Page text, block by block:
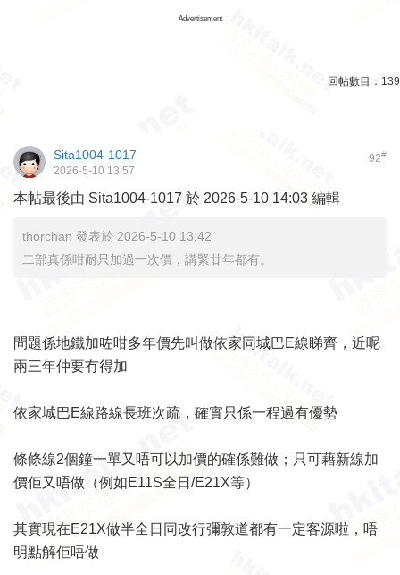
Advertisement
回帖數目： 139
92#
Sita1004-1017
2026-5-10 13:57
本帖最後由 Sita1004-1017 於 2026-5-10 14:03 編輯
thorchan 發表於 2026-5-10 13:42
二部真係咁耐只加過一次價，講緊廿年都有。
問題係地鐵加咗咁多年價先叫做依家同城巴E線睇齊，近呢
兩三年仲要冇得加
依家城巴E線路線長班次疏，確實只係一程過有優勢
條條線2個鐘一單又唔可以加價的確係難做；只可藉新線加
價佢又唔做（例如E11S全日/E21X等）
其實現在E21X做半全日同改行彌敦道都有一定客源啦，唔
明點解佢唔做